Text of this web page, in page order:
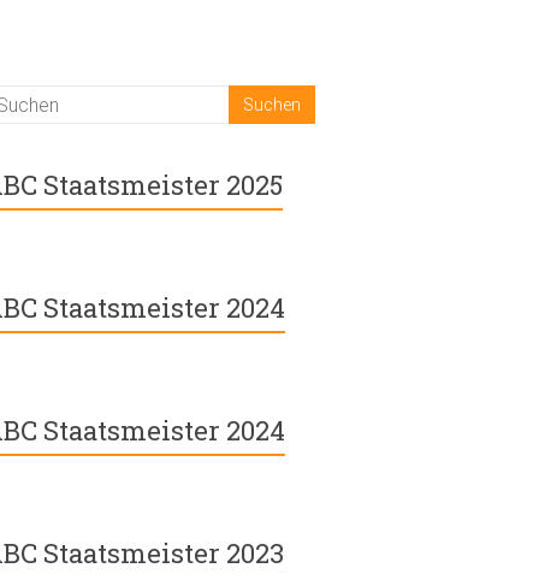
Staatsmeister 2025
Staatsmeister 2024
Staatsmeister 2024
Staatsmeister 2023